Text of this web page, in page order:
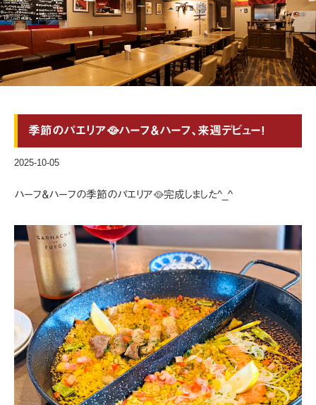
季節のパエリア🥘ハーフ＆ハーフ、来週デビュー!
2025-10-05
ハーフ＆ハーフの季節のパエリア🥘完成しました^_^